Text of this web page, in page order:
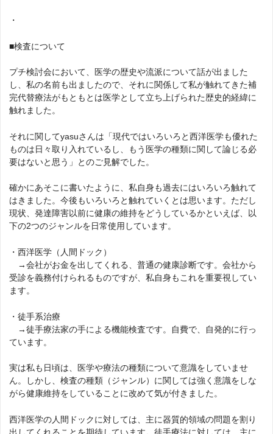
・
■検査について
プチ検討会において、医学の歴史や流派について話が出ました
し、私の名前も出ましたので、それに関係して私が触れてきた補
完代替療法がもともとは医学として立ち上げられた歴史的経緯に
触れました。
それに関してyasuさんは「現代ではいろいろと西洋医学も優れた
ものは日々取り入れているし、もう医学の種類に関して論じる必
要はないと思う」とのご見解でした。
確かにあそこに書いたように、私自身も過去にはいろいろ触れて
はきました。今後もいろいろと触れていくとは思います。ただし
現状、発達障害以前に健康の維持をどうしているかといえば、以
下の2つのジャンルを日常使用しています。
・西洋医学（人間ドック）
→会社がお金を出してくれる、普通の健康診断です。会社から
受診を義務付けられるものですが、私自身もこれを重要視してい
ます。
・徒手系治療
→徒手療法家の手による機能検査です。自費で、自発的に行っ
ています。
実は私も日頃は、医学や療法の種類について意識をしていませ
ん。しかし、検査の種類（ジャンル）に関しては強く意識をしな
がら健康維持をしていることに改めて気が付きました。
西洋医学の人間ドックに対しては、主に器質的領域の問題を割り